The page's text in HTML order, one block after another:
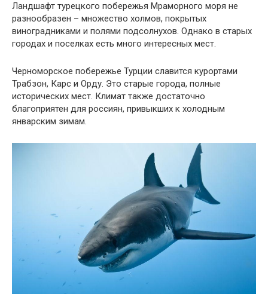
Ландшафт турецкого побережья Мраморного моря не
разнообразен – множество холмов, покрытых
виноградниками и полями подсолнухов. Однако в старых
городах и поселках есть много интересных мест.
Черноморское побережье Турции славится курортами
Трабзон, Карс и Орду. Это старые города, полные
исторических мест. Климат также достаточно
благоприятен для россиян, привыкших к холодным
январским зимам.